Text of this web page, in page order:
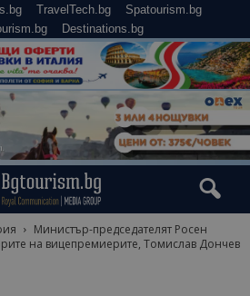
TravelTech.bg
Spatourism.bg
Destinations.bg
Министър-председателят Росен
на вицепремиерите, Томислав Дончев